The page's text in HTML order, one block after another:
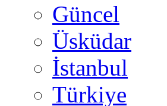
Güncel
Üsküdar
İstanbul
Türkiye